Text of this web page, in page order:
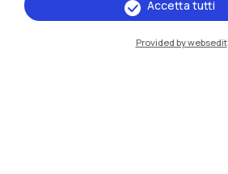
Sedi
Milano Leonardo
Accetta tutti
Provided by websedit